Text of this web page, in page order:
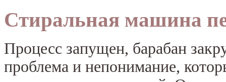
Стиральная машина
Процесс запущен, барабан
проблема и непонимание,